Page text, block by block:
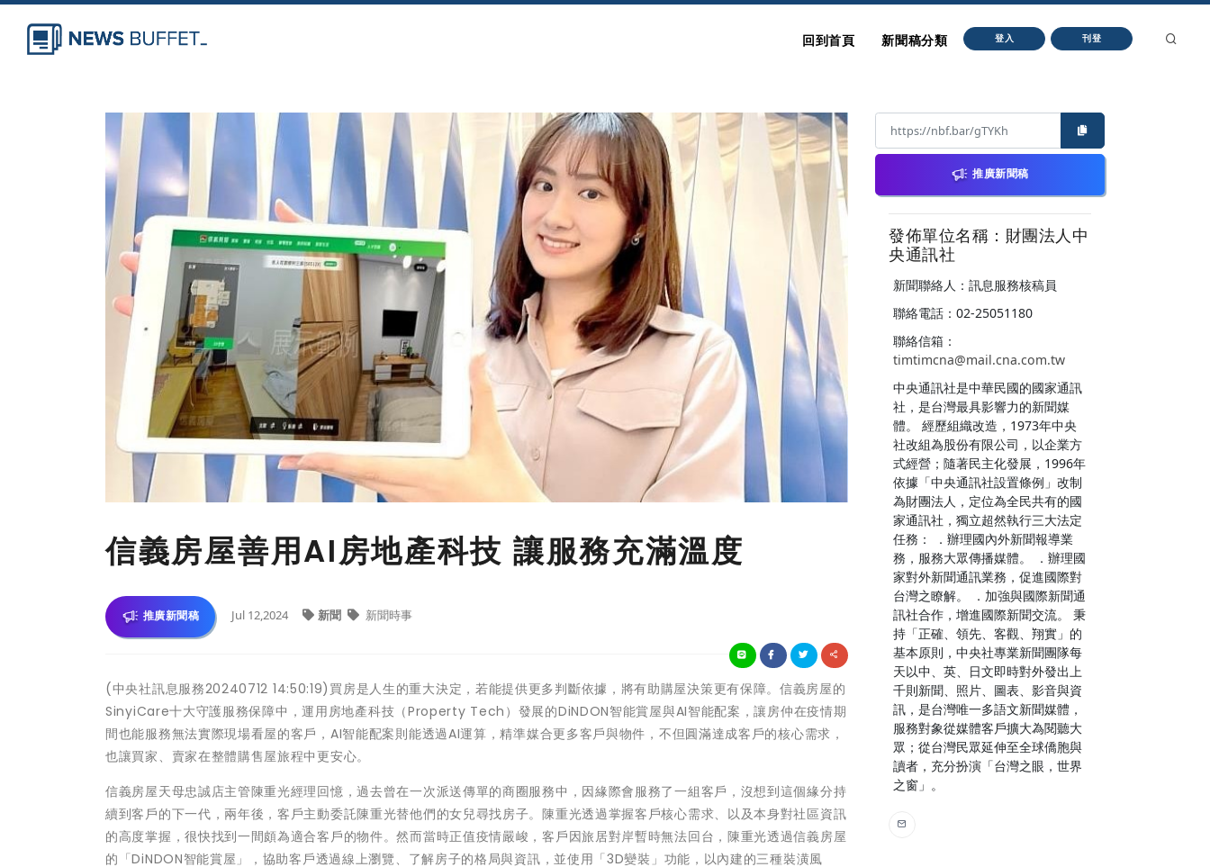
回到首頁 新聞稿分類 登入 刊登
信義房屋善用AI房地產科技 讓服務充滿溫度
推廣新聞稿 Jul 12,2024 新聞 新聞時事
(中央社訊息服務20240712 14:50:19)買房是人生的重大決定，若能提供更多判斷依據，將有助購屋決策更有保障。信義房屋的
SinyiCare十大守護服務保障中，運用房地產科技（Property Tech）發展的DiNDON智能賞屋與AI智能配案，讓房仲在疫情期
間也能服務無法實際現場看屋的客戶，AI智能配案則能透過AI運算，精準媒合更多客戶與物件，不但圓滿達成客戶的核心需求，
也讓買家、賣家在整體購售屋旅程中更安心。
信義房屋天母忠誠店主管陳重光經理回憶，過去曾在一次派送傳單的商圈服務中，因緣際會服務了一組客戶，沒想到這個緣分持
續到客戶的下一代，兩年後，客戶主動委託陳重光替他們的女兒尋找房子。陳重光透過掌握客戶核心需求、以及本身對社區資訊
的高度掌握，很快找到一間頗為適合客戶的物件。然而當時正值疫情嚴峻，客戶因旅居對岸暫時無法回台，陳重光透過信義房屋
的「DiNDON智能賞屋」，協助客戶透過線上瀏覽、了解房子的格局與資訊，並使用「3D變裝」功能，以內建的三種裝潢風
推廣新聞稿
發佈單位名稱：財團法人中
央通訊社
新聞聯絡人：訊息服務核稿員
聯絡電話：02-25051180
聯絡信箱：
timtimcna@mail.cna.com.tw
中央通訊社是中華民國的國家通訊
社，是台灣最具影響力的新聞媒
體。 經歷組織改造，1973年中央
社改組為股份有限公司，以企業方
式經營；隨著民主化發展，1996年
依據「中央通訊社設置條例」改制
為財團法人，定位為全民共有的國
家通訊社，獨立超然執行三大法定
任務： ．辦理國內外新聞報導業
務，服務大眾傳播媒體。 ．辦理國
家對外新聞通訊業務，促進國際對
台灣之瞭解。 ．加強與國際新聞通
訊社合作，增進國際新聞交流。 秉
持「正確、領先、客觀、翔實」的
基本原則，中央社專業新聞團隊每
天以中、英、日文即時對外發出上
千則新聞、照片、圖表、影音與資
訊，是台灣唯一多語文新聞媒體，
服務對象從媒體客戶擴大為閱聽大
眾；從台灣民眾延伸至全球僑胞與
讀者，充分扮演「台灣之眼，世界
之窗」。